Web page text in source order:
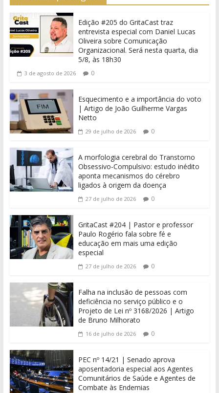
Edição #205 do GritaCast traz
entrevista especial com Daniel Lucas
Oliveira sobre Comunicação
Organizacional. Será nesta quarta, dia
5/8, às 18h30
3 de agosto de 2026 0
Esquecimento e a importância do voto
| Artigo de João Guilherme Vargas
Netto
29 de julho de 2026 0
A morfologia cerebral do Transtorno
Obsessivo-Compulsivo: estudo inédito
aponta mecanismos do cérebro
ligados à origem da doença
27 de julho de 2026 0
GritaCast #204 | Pastor e professor
Paulo Rogério fala sobre fé e
educação em mais uma edição
especial
27 de julho de 2026 0
Falha na inclusão de pessoas com
deficiência no serviço público e o
Projeto de Lei nº 3168/2026 | Artigo
de Bruno Milhorato
16 de julho de 2026 0
PEC nº 14/21 | Senado aprova
aposentadoria especial aos Agentes
Comunitários de Saúde e Agentes de
Combate às Endemias